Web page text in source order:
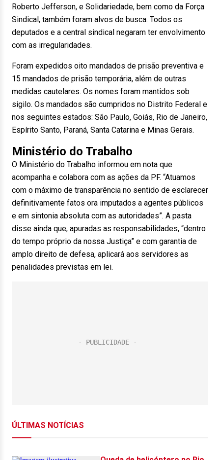
Roberto Jefferson, e Solidariedade, bem como da Força
Sindical, também foram alvos de busca. Todos os
deputados e a central sindical negaram ter envolvimento
com as irregularidades.
Foram expedidos oito mandados de prisão preventiva e
15 mandados de prisão temporária, além de outras
medidas cautelares. Os nomes foram mantidos sob
sigilo. Os mandados são cumpridos no Distrito Federal e
nos seguintes estados: São Paulo, Goiás, Rio de Janeiro,
Espírito Santo, Paraná, Santa Catarina e Minas Gerais.
Ministério do Trabalho
O Ministério do Trabalho informou em nota que
acompanha e colabora com as ações da PF. “Atuamos
com o máximo de transparência no sentido de esclarecer
definitivamente fatos ora imputados a agentes públicos
e em sintonia absoluta com as autoridades”. A pasta
disse ainda que, apuradas as responsabilidades, “dentro
do tempo próprio da nossa Justiça” e com garantia de
amplo direito de defesa, aplicará aos servidores as
penalidades previstas em lei.